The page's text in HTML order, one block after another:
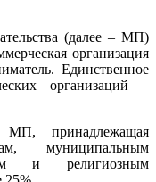
(далее – МП)
организация
Единственное
организаций –
МП, принадлежащая
муниципальным
и религиозным